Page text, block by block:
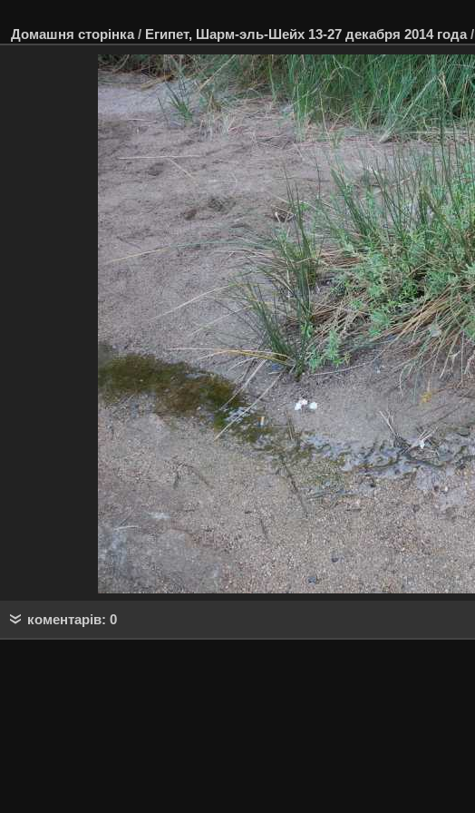
Домашня сторінка/ Египет, Шарм-эль-Шейх 13-27 декабря 2014 года/
коментарів: 0